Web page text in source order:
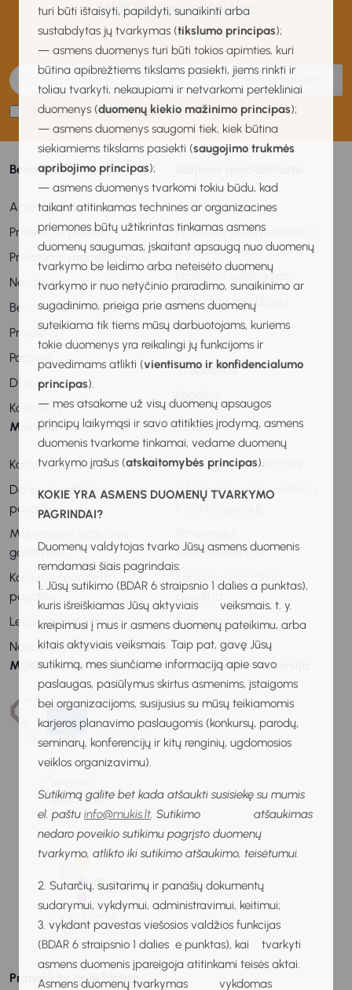
turi būti ištaisyti, papildyti, sunaikinti arba
sustabdytas jų tvarkymas (tikslumo principas);
— asmens duomenys turi būti tokios apimties, kuri
būtina apibrėžtiems tikslams pasiekti, jiems rinkti ir
toliau tvarkyti, nekaupiami ir netvarkomi pertekliniai
duomenys (duomenų kiekio mažinimo principas);
— asmens duomenys saugomi tiek, kiek būtina
siekiamiems tikslams pasiekti (saugojimo trukmės
apribojimo principas);
— asmens duomenys tvarkomi tokiu būdu, kad
taikant atitinkamas technines ar organizacines
priemones būtų užtikrintas tinkamas asmens
duomenų saugumas, įskaitant apsaugą nuo duomenų
tvarkymo be leidimo arba neteisėto duomenų
tvarkymo ir nuo netyčinio praradimo, sunaikinimo ar
sugadinimo, prieiga prie asmens duomenų
suteikiama tik tiems mūsų darbuotojams, kuriems
tokie duomenys yra reikalingi jų funkcijoms ir
pavedimams atlikti (vientisumo ir konfidencialumo
principas).
— mes atsakome už visų duomenų apsaugos
principų laikymąsi ir savo atitikties įrodymą, asmens
duomenis tvarkome tinkamai, vedame duomenų
tvarkymo įrašus (atskaitomybės principas).
KOKIE YRA ASMENS DUOMENŲ TVARKYMO
PAGRINDAI?
Duomenų valdytojas tvarko Jūsų asmens duomenis
remdamasi šiais pagrindais:
1. Jūsų sutikimo (BDAR 6 straipsnio 1 dalies a punktas),
kuris išreiškiamas Jūsų aktyviais veiksmais, t. y.
kreipimusi į mus ir asmens duomenų pateikimu, arba
kitais aktyviais veiksmais. Taip pat, gavę Jūsų
sutikimą, mes siunčiame informaciją apie savo
paslaugas, pasiūlymus skirtus asmenims, įstaigoms
bei organizacijoms, susijusius su mūsų teikiamomis
karjeros planavimo paslaugomis (konkursų, parodų,
seminarų, konferencijų ir kitų renginių, ugdomosios
veiklos organizavimu).
Sutikimą galite bet kada atšaukti susisiekę su mumis
el. paštu info@mukis.lt. Sutikimo atšaukimas
nedaro poveikio sutikimu pagrįsto duomenų
tvarkymo, atlikto iki sutikimo atšaukimo, teisėtumui.
2. Sutarčių, susitarimų ir panašių dokumentų
sudarymui, vykdymui, administravimui, keitimui;
3. vykdant pavestas viešosios valdžios funkcijas
(BDAR 6 straipsnio 1 dalies e punktas), kai tvarkyti
asmens duomenis įpareigoja atitinkami teisės aktai.
Asmens duomenų tvarkymas vykdomas
MUKIS naujienlaiškis
Gaukite naujienas pirmas!
Sutinku su privatumo politika
Bendra informacija
Apie sistemą
Privatumo politika
Privatumo pranešimas
Naudojimosi taisyklės
Bendradarbiavimas
Projektai
Parama
DUK
Kontaktai
Karjeros paslaugos
Profesinis informavimas ir
konsultavimas
Profesinis veiklinimas
Metodinė medžiaga
Kvalifikacijos
tobulinimas
Stebėsena
Mokiniams
Karjeros vadovas
Darbo ir profesijų
pasaulis
Mokymosi ir praktikos
galimybės
Karjeros specialisto
pagalba
Leidiniai apie karjerą
Naudingos nuorodos
Tėvams
Vaiko ugdymas karjerai
Informacija apie profesijų
rekomendacijos
Karjeros specialisto
pagalba
Renginiai
MUKIS remia ir palaiko Senoji svetainės versija
Praneškite apie klaidą